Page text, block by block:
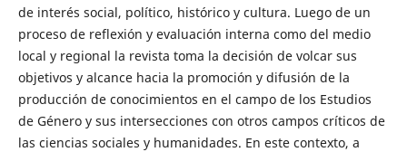
de interés social, político, histórico y cultura. Luego de un
proceso de reflexión y evaluación interna como del medio
local y regional la revista toma la decisión de volcar sus
objetivos y alcance hacia la promoción y difusión de la
producción de conocimientos en el campo de los Estudios
de Género y sus intersecciones con otros campos críticos de
las ciencias sociales y humanidades. En este contexto, a